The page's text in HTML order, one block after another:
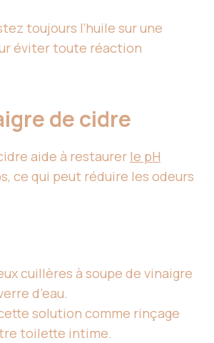
toujours l’huile sur une
éviter toute réaction
de cidre
aide à restaurer le pH
ce qui peut réduire les odeurs
cuillères à soupe de vinaigre
d’eau.
solution comme rinçage
toilette intime.